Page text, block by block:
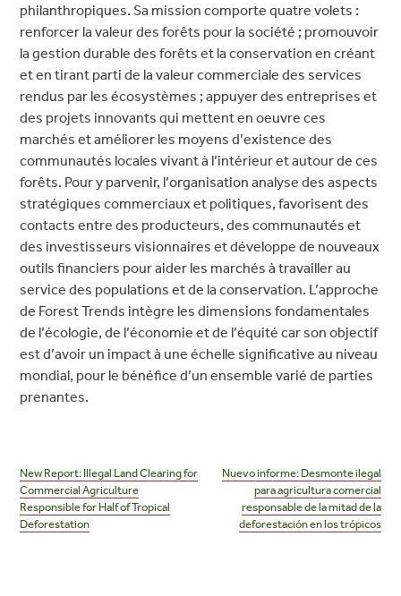
philanthropiques. Sa mission comporte quatre volets :
renforcer la valeur des forêts pour la société ; promouvoir
la gestion durable des forêts et la conservation en créant
et en tirant parti de la valeur commerciale des services
rendus par les écosystèmes ; appuyer des entreprises et
des projets innovants qui mettent en oeuvre ces
marchés et améliorer les moyens d’existence des
communautés locales vivant à l’intérieur et autour de ces
forêts. Pour y parvenir, l’organisation analyse des aspects
stratégiques commerciaux et politiques, favorisent des
contacts entre des producteurs, des communautés et
des investisseurs visionnaires et développe de nouveaux
outils financiers pour aider les marchés à travailler au
service des populations et de la conservation. L’approche
de Forest Trends intègre les dimensions fondamentales
de l’écologie, de l’économie et de l’équité car son objectif
est d’avoir un impact à une échelle significative au niveau
mondial, pour le bénéfice d’un ensemble varié de parties
prenantes.
navigation
New Report: Illegal Land Clearing for
Commercial Agriculture
Responsible for Half of Tropical
Deforestation
Nuevo informe: Desmonte ilegal
para agricultura comercial
responsable de la mitad de la
deforestación en los trópicos